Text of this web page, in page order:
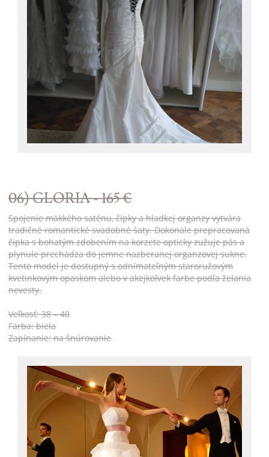
06) GLORIA - 165 €
Spojenie mäkkého saténu, čipky a hladkej organzy vytvára
tradičné romantické svadobné šaty. Dokonale prepracovaná
čipka s bohatým zdobením na korzete opticky zužuje pás a
plynule prechádza do jemne nazberanej organzovej sukne.
Tento model je dostupný s odnímateľným staroružovým
kvetinkovým opaskom alebo v akejkoľvek farbe podľa želania
nevesty.
Veľkosť: 38 – 40
Farba: biela
Zapínanie: na šnúrovanie